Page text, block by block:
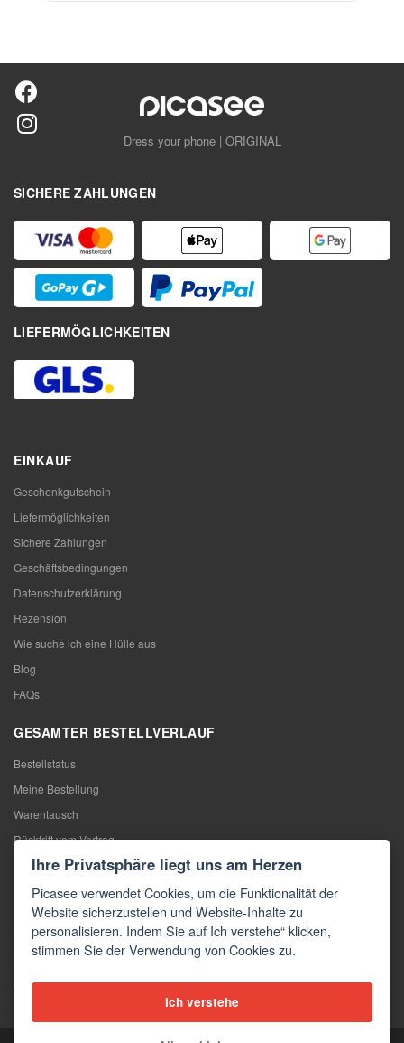
Dress your phone | ORIGINAL
SICHERE ZAHLUNGEN
LIEFERMÖGLICHKEITEN
EINKAUF
Geschenkgutschein
Liefermöglichkeiten
Sichere Zahlungen
Geschäftsbedingungen
Datenschutzerklärung
Rezension
Wie suche ich eine Hülle aus
Blog
FAQs
GESAMTER BESTELLVERLAUF
Bestellstatus
Meine Bestellung
Warentausch
Rücktritt vom Vertrag
Reklamation
KONTAKTE
Kontakte
Kontaktformular
Großhandel
Ihre Privatsphäre liegt uns am Herzen
Picasee verwendet Cookies, um die Funktionalität der
Website sicherzustellen und Website-Inhalte zu
personalisieren. Indem Sie auf Ich verstehe“ klicken,
stimmen Sie der Verwendung von Cookies zu.
Ich verstehe